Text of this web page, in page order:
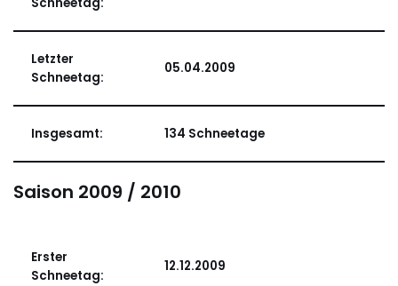
Schneetag:
Letzter
Schneetag:
05.04.2009
Insgesamt: 134 Schneetage
Saison 2009 / 2010
Erster
Schneetag:
12.12.2009